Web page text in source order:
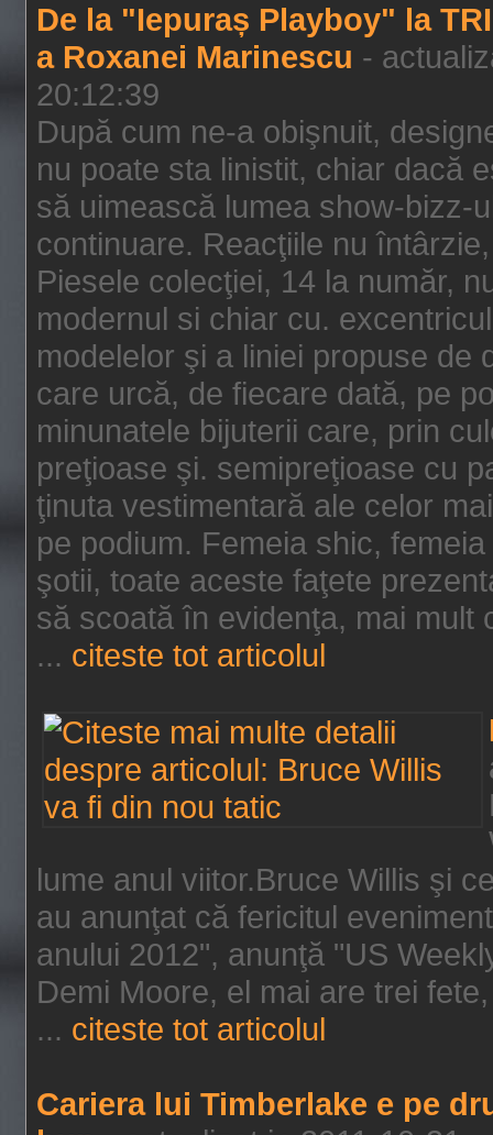
De la "Iepuraș Playboy" la
a Roxanei Marinescu -
20:12:39
După cum ne-a obişnuit,
nu poate sta linistit, chiar dacă
să uimească lumea show-bizz-
continuare. Reacţiile nu
Piesele colecţiei, 14 la număr,
modernul si chiar cu.
modelelor şi a liniei propuse de
care urcă, de fiecare dată, pe
minunatele bijuterii care, prin
preţioase şi. semipreţioase cu
ţinuta vestimentară ale celor
pe podium. Femeia shic,
şotii, toate aceste faţete
să scoată în evidenţa, mai mult
... citeste tot articolul
lume anul viitor.Bruce Willis şi
au anunţat că fericitul
anului 2012", anunţă "US
Demi Moore, el mai are trei
... citeste tot articolul
Cariera lui Timberlake e pe